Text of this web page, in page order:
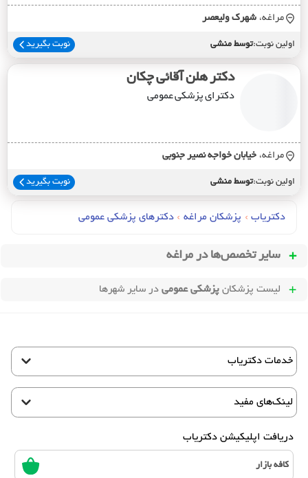
مراغه، شهرک وليعصر
اولین نوبت:توسط منشی نوبت بگیرید
دکتر هلن آقائی چکان
دکترای پزشکی عمومی
مراغه، خيابان خواجه نصير جنوبي
اولین نوبت:توسط منشی نوبت بگیرید
دکتریاب › پزشکان مراغه › دکترهای پزشکي عمومي
سایر تخصص‌ها در مراغه
لیست پزشکان پزشکی عمومی در سایر شهرها
خدمات دکتریاب
لینک‌های مفید
دریافت اپلیکیشن دکتریاب
کافه بازار